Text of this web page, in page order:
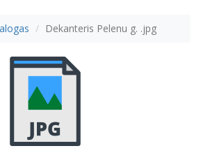
Dekanteris Pelenu g. .jpg